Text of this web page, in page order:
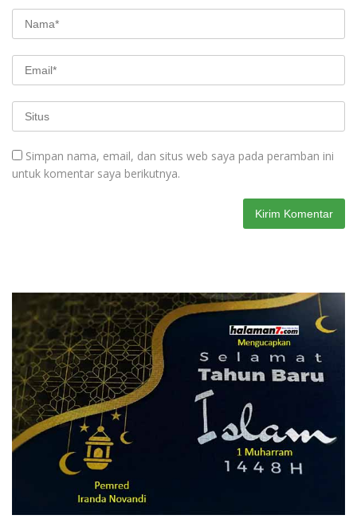
Simpan nama, email, dan situs web saya pada peramban ini
untuk komentar saya berikutnya.